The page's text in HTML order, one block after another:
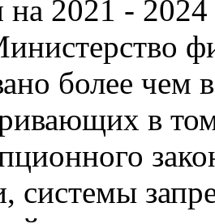
2021 - 2024
более чем
в
системы